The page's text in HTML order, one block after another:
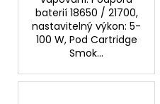
baterií 18650 / 21700,
nastavitelný výkon: 5-
100 W, Pod Cartridge
Smok...